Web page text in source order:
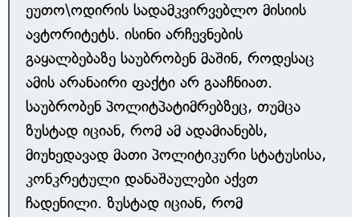
ეუთო\ოდირის სადამკვირვებლო მისიის
ავტორიტეტს. ისინი არჩევნების
გაყალბებაზე საუბრობენ მაშინ, როდესაც
ამის არანაირი ფაქტი არ გააჩნიათ.
საუბრობენ პოლიტპატიმრებზეც, თუმცა
ზუსტად იციან, რომ ამ ადამიანებს,
მიუხედავად მათი პოლიტიკური სტატუსისა,
კონკრეტული დანაშაულები აქვთ
ჩადენილი. ზუსტად იციან, რომ